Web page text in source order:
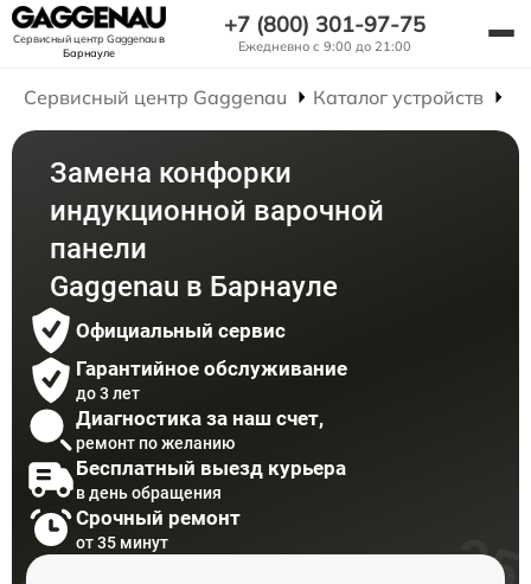
Сервисный центр Gaggenauв
Барнауле
+7 (800) 301-97-75
Ежедневно с 9:00 до 21:00
Сервисный центр Gaggenau Каталог устройств
Замена конфорки
индукционной варочной
панели
Gaggenau в Барнауле
Официальный сервис
Гарантийное обслуживание
до 3 лет
Диагностика за наш счет,
ремонт по желанию
Бесплатный выезд курьера
в день обращения
Срочный ремонт
от 35 минут